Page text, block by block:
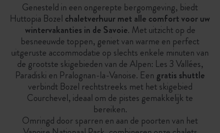
Genesteld in een ongerepte bergomgeving, biedt
Huttopia Bozel chaletverhuur met alle comfort voor uw
wintervakanties in de Savoie. Met uitzicht op de
besneeuwde toppen, geniet van warme en perfect
uitgeruste accommodatie op slechts enkele minuten van
de grootste skigebieden van de Alpen: Les 3 Vallées,
Paradiski en Pralognan-la-Vanoise. Een gratis shuttle
verbindt Bozel rechtstreeks met het skigebied
Courchevel, ideaal om de pistes gemakkelijk te
bereiken.
Omringd door sparren en aan de poorten van het